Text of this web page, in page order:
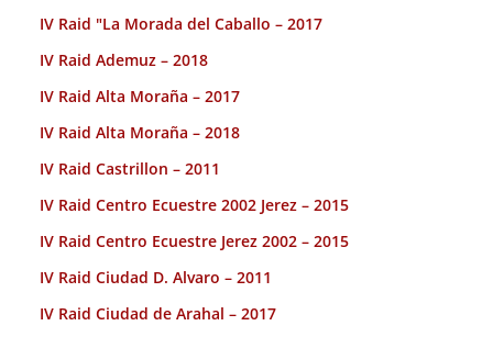
IV Raid "La Morada del Caballo – 2017
IV Raid Ademuz – 2018
IV Raid Alta Moraña – 2017
IV Raid Alta Moraña – 2018
IV Raid Castrillon – 2011
IV Raid Centro Ecuestre 2002 Jerez – 2015
IV Raid Centro Ecuestre Jerez 2002 – 2015
IV Raid Ciudad D. Alvaro – 2011
IV Raid Ciudad de Arahal – 2017